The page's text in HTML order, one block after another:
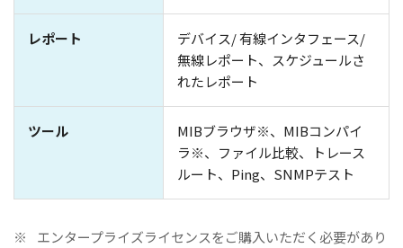
レポート
デバイス/ 有線インタフェース/
無線レポート、スケジュールさ
れたレポート
ツール
MIBブラウザ※、MIBコンパイ
ラ※、ファイル比較、トレース
ルート、Ping、SNMPテスト
※
エンタープライズライセンスをご購入いただく必要があり